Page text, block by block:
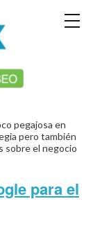
pegajosa en
pero también
sobre el negocio
para el